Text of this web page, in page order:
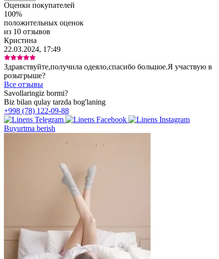
Оценки покупателей
100%
положительных оценок
из 10 отзывов
Кристина
22.03.2024, 17:49
Здравствуйте,получила одеяло,спасибо большое.Я участвую в
розыгрыше?
Все отзывы
Savollaringiz bormi?
Biz bilan qulay tarzda bog'laning
+998 (78) 122-09-88
Buyurtma berish